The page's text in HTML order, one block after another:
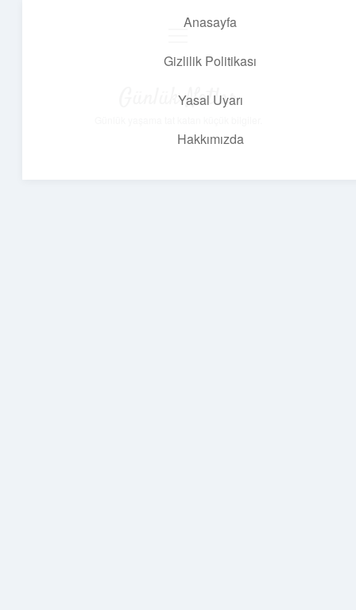
Anasayfa
Gizlilik Politikası
Yasal Uyarı
Hakkımızda
Günlük Notlar